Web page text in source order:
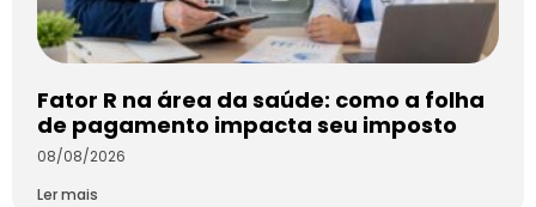
Fator R na área da saúde: como a folha
de pagamento impacta seu imposto
08/08/2026
Ler mais